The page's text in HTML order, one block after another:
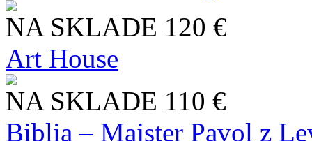
NA SKLADE 120 €
Art House
NA SKLADE 110 €
Biblia – Majster Pavol z